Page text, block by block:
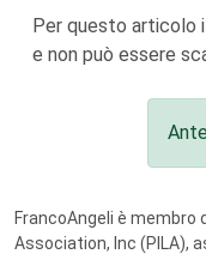
Per questo articolo
e non può essere
FrancoAngeli è membro
Association, Inc (PILA),